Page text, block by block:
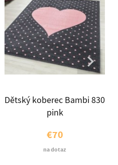
Dětský koberec Bambi 830
pink
€70
na dotaz